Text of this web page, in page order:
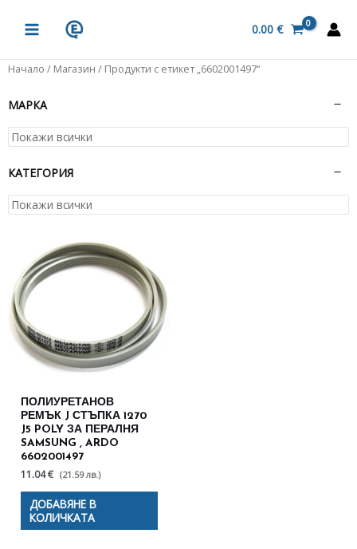
MENU
0.00 €
Начало / Магазин / Продукти с етикет „6602001497“
МАРКА
КАТЕГОРИЯ
ПОЛИУРЕТАНОВ
РЕМЪК J СТЪПКА 1270
J5 POLY ЗА ПЕРАЛНЯ
SAMSUNG , ARDO
6602001497
11.04 € (21.59 лв.)
ДОБАВЯНЕ В
КОЛИЧКАТА